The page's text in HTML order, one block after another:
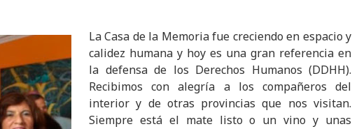
La Casa de la Memoria fue creciendo en espacio y
calidez humana y hoy es una gran referencia en
la defensa de los Derechos Humanos (DDHH).
Recibimos con alegría a los compañeros del
interior y de otras provincias que nos visitan.
Siempre está el mate listo o un vino y unas